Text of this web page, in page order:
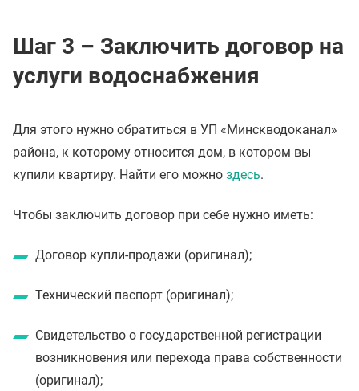
Шаг 3 – Заключить договор на
услуги водоснабжения
Для этого нужно обратиться в УП «Минскводоканал»
района, к которому относится дом, в котором вы
купили квартиру. Найти его можно здесь.
Чтобы заключить договор при себе нужно иметь:
Договор купли-продажи (оригинал);
Технический паспорт (оригинал);
Свидетельство о государственной регистрации
возникновения или перехода права собственности
(оригинал);